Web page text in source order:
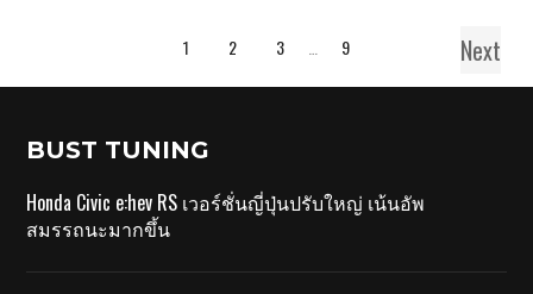
1 2 3 9 Next
BUST TUNING
Honda Civic e:hev RS เวอร์ชั่นญี่ปุ่นปรับใหญ่ เน้นอัพ
สมรรถนะมากขึ้น